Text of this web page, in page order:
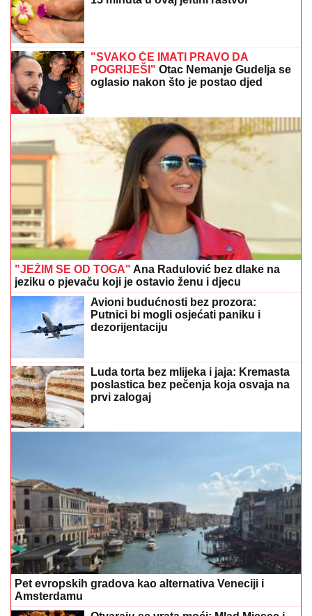
"JEŽIM SE OD TOGA"Ana Radulović bez dlake na
jeziku o pjevaču koji je ostavio ženu i djecu
Avioni budućnosti bez prozora:
Putnici bi mogli osjećati paniku i
dezorijentaciju
Luda torta bez mlijeka i jaja: Kremasta
poslastica bez pečenja koja osvaja na
prvi zalogaj
Pet evropskih gradova kao alternativa Veneciji i
Amsterdamu
Otvaraju se vrata moći: Mlad Mjesec i
pomrčina Sunca u Lavu donose val
sreće OVIM znakovima